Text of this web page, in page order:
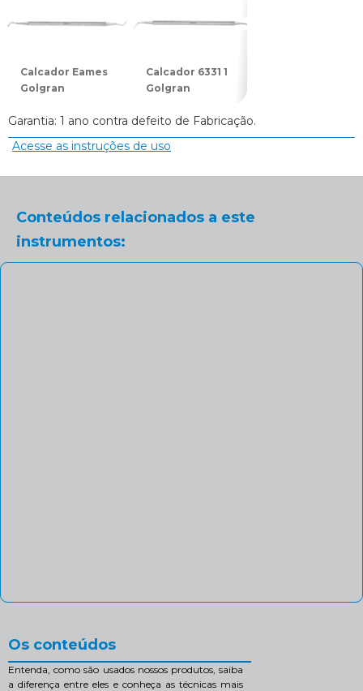
Calcador Eames
Golgran
Calcador 6331 1
Golgran
Garantia: 1 ano contra defeito de Fabricação.
Acesse as instruções de uso
Conteúdos relacionados a este
instrumentos:
Os conteúdos
Entenda, como são usados nossos produtos, saiba
a diferença entre eles e conheça as técnicas mais